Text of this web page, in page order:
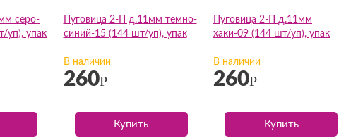
серо-
уп), упак
Пуговица 2-П д.11мм темно-
синий-15 (144 шт/уп), упак
В наличии
260Р
Купить
Пуговица 2-П д.11мм
хаки-09 (144 шт/уп), упак
В наличии
260Р
Купить